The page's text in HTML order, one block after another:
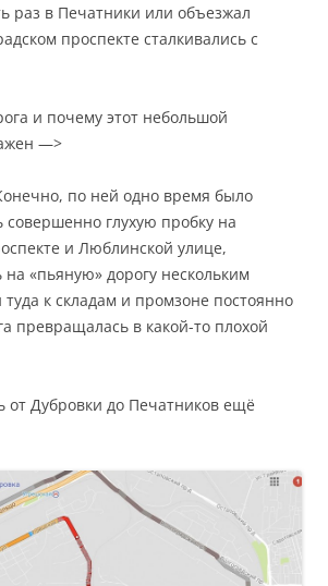
раз в Печатники или объезжал
проспекте сталкивались с
и почему этот небольшой
—>
по ней одно время было
совершенно глухую пробку на
и Люблинской улице,
на «пьяную» дорогу нескольким
туда к складам и промзоне постоянно
превращалась в какой-то плохой
от Дубровки до Печатников ещё